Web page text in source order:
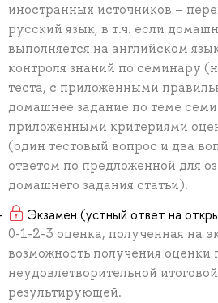
иностранных источников –
русский язык, в т.ч. если
выполняется на английском
контроля знаний по семинару
теста, с приложенными
домашнее задание по теме
приложенными критериями
(один тестовый вопрос и два
ответом по предложенной для
домашнего задания статьи).
Экзамен (устный ответ на
0-1-2-3 оценка, полученная на
возможность получения
неудовлетворительной
результирующей.